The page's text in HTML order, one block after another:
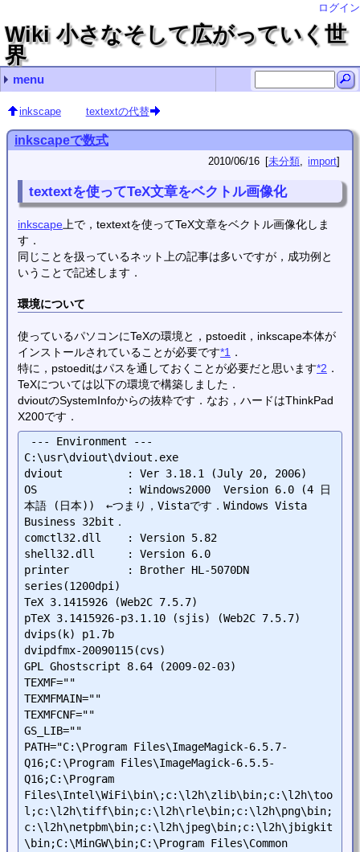
ログイン
Wiki 小さなそして広がっていく世
界
menu
最近の記事
.vimrcの記述例
画面の分割やタブの操作
nohupの使い方
exiftool（CLI付Perlライブラリ）の存在とインストール，
LaTeXで空白記号を出力する
最近のコメント
Debianサーバ構築編 name
bcで指数表示 Hirayama Hirosugu
bcで指数表示 ゴミ情報
usermod ken2kent
adiaryでTeXを使う Hirayama Hirosugu
コンテンツ
Debianに関すること
常用するようなコマンド？
Linuxの各種圧縮・展開コマンド
履歴検索いろいろ 端末でCtrl＋rとたたいた後に
nohupの使い方
管理コマンド
usermod
rsync
analog
crontab
sysv-rc-conf
ハードディスクの温度をDebian上で確認する（
cpufreqによるクロック周波数制御
時間制御 cronとat
シェルスクリプト
画像変換
lameでフォルダ内のwavファイルを一括変換する
Wake-on-LANの使い方
manページをPDFファイルに変換するには？
仮想端末を一時的にロックする
Debianのホームディレクトリの名前を日本語から英語に
rootにsuするとファイル名や設定ファイル内の日本語が
.bashrc編集（historyコマンドの保存行数増加とlsコマン
Debianサーバ構築編
adiaryの導入
adiaryでTeXを使う
adiaryで記事を検索する
画像・各種ファイルのUP
adiaryの画像アップロードについての設定等
Debianのインストール
sshの導入と使い方
apacheのディレクトリ一覧の文字コード指定
Debianデスクトップ構築編
Nautilusの設定
Debian LennyでUSB Audioをデフォルトにする
Debian Lennyでの動画編集
Avidemuxのメモ
Debian LennyでSE-200PCIをデフォルトにする
FirefoxをLennyにインストールする
Debianに自分でインストールしたFirefoxを更新する
プログラミング
GSLの使い方
GSLで簡単プログラミング１
GSLで簡単プログラミング2
totemのプラグインを自作？
Cのコンパイルについて
Borland C++ Compiler 5.5のインストールについて
GlibのWindowsにおけるインストールと…
クロスプラットフォーム
置換で改行を使う
文字数カウント
vimの簡単な使い方
vimの設定
vimのキーボードマクロ
置換で使用する正規表現の例
vimで確認しながら置換操作する
ある文字列を囲んでいる記号を別の記号に置換する
Gvimで印刷する
指定した間隔で行頭へ文字列を挿入する
ちょっと前にddで消した行を呼び出す
vimでsyntaxを追加する
vimで折畳みを使う
vimでdiffを使う
vimで行頭に一括で記号を挿入・削除
Windows版GvimでPowerShellを呼び出す．
画面の分割やタブの操作
.vimrcの記述例
dvioutのEPS表示設定
dvipdfmx(Debian)のエラー解決
TeX環境の構築
TeXの索引の書式を変更する
hyperrefは読み込ませる順番に気をつけましょう
図のcaptionを再定義する
fancyhdrでヘッダの書式指定
table環境やarray環境で行間を変更する
TeXで図をコード記述位置に強制的に出力する
dviout abort automatic font generation
TeX(LaTeX)のfigure環境で，dpiを考慮した画像幅を
簡単な使い方
数式をラベルに挿入
inkscape
inkscapeで数式
textextの代替
gnuplotのsvg出力でフォントを設定し，inkscapeで編
mplayer
mplayerのプレイリスト
gnuplot
gnuplotを使ってみる（実用編）
bcで指数表示
flvファイルから音声抽出
文字コードの変換（nkfを利用して）
mp4ファイルから音声抽出
jpgをepsに変換する
ファイル名の文字コードを変更する convmv
BonTsDemuxをLinux（Debian squeeze）で使う
PNGファイルとJPGファイルをPDFファイルへ変換．
Windows関連
Windows PowerShellでファイル名を一括変更する（
回復パーティションの拡張操作（Windows10 Pro 22H2）
GNU sed をWindowsで使う
robocopyでファイルサーバにバックアップ
OSの再インストール編
Excelのマクロ
Windowsのコマンドプロンプトでファイル検索
キャラ絵でCPU使用率の確認
TvRockの設定（with PT2）
dirコマンドでファイル検索をする
PDFをEPSに一括変換する
MSYSに関するメモ
自転車関連
タグ（あまり機能していません）
Linux (11)
import (112)
クロスプラットフォーム (2)
未分類 (92)
(none) (14)
inkscape textextの代替
inkscapeで数式
2010/06/16 未分類 import
textextを使ってTeX文章をベクトル画像化
inkscape 上で，textextを使ってTeX文章をベクトル画像化しま
す．
同じことを扱っているネット上の記事は多いですが，成功例と
いうことで記述します．
環境について
使っているパソコンにTeXの環境と，pstoedit，inkscape本体が
インストールされていることが必要です*1 ．
特に，pstoeditはパスを通しておくことが必要だと思います*2 ．
TeXについては以下の環境で構築しました．
dvioutのSystemInfoからの抜粋です．なお，ハードはThinkPad
X200です．
C:\usr\dviout\dviout.exe
dviout          : Ver 3.18.1 (July 20, 2006)
OS              : Windows2000  Version 6.0 (4 日
本語 (日本))　←つまり，Vistaです．Windows Vista
Business 32bit．
comctl32.dll    : Version 5.82
shell32.dll     : Version 6.0
printer         : Brother HL-5070DN
series(1200dpi)
TeX 3.1415926 (Web2C 7.5.7)
pTeX 3.1415926-p3.1.10 (sjis) (Web2C 7.5.7)
dvips(k) p1.7b
dvipdfmx-20090115(cvs)
GPL Ghostscript 8.64 (2009-02-03)
TEXMF=""
TEXMFMAIN=""
TEXMFCNF=""
GS_LIB=""
PATH="C:\Program Files\ImageMagick-6.5.7-
Q16;C:\Program Files\ImageMagick-6.5.5-
Q16;C:\Program
Files\Intel\WiFi\bin\;c:\l2h\zlib\bin;c:\l2h\too
l;c:\l2h\tiff\bin;c:\l2h\rle\bin;c:\l2h\png\bin;
c:\l2h\netpbm\bin;c:\l2h\jpeg\bin;c:\l2h\jbigkit
\bin;C:\MinGW\bin;C:\Program Files\Common